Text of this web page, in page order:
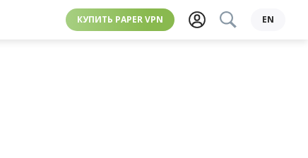
КУПИТЬ PAPER VPN EN